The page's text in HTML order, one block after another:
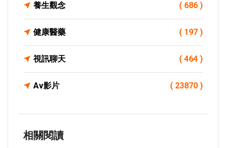
養生觀念 ( 686 )
健康醫藥 ( 197 )
視訊聊天 ( 464 )
Av影片 ( 23870 )
相關閱讀